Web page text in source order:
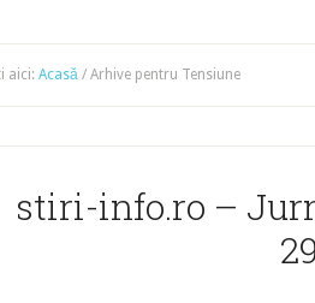
aici: Acasă / Arhive pentru Tensiune
stiri-info.ro –